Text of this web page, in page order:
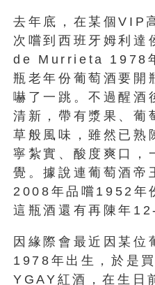
去年底，在某個VIP
次嚐到西班牙姆利
de Murrieta 1978
瓶老年份葡萄酒要開
嚇了一跳。不過醒酒
清新，帶有漿果、葡
草般風味，雖然已熟
寧紮實、酸度爽口，
覺。據說連葡萄酒
2008年品嚐1952年
這瓶酒還有再陳年
因緣際會最近因某位
1978年出生，於是
YGAY紅酒，在生日